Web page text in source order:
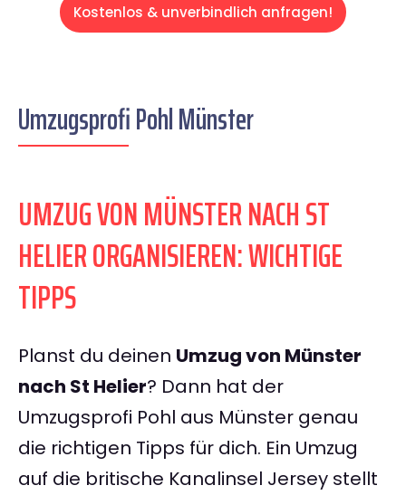
Kostenlos & unverbindlich anfragen!
Umzugsprofi Pohl Münster
UMZUG VON MÜNSTER NACH ST
HELIER ORGANISIEREN: WICHTIGE
TIPPS
Planst du deinen Umzug von Münster
nach St Helier? Dann hat der
Umzugsprofi Pohl aus Münster genau
die richtigen Tipps für dich. Ein Umzug
auf die britische Kanalinsel Jersey stellt